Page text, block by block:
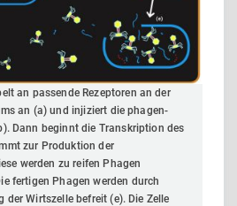
an passende Rezeptoren an der
an (a) und injiziert die phagen-
Dann beginnt die Transkription des
zur Produktion der
werden zu reifen Phagen
fertigen Phagen werden durch
der Wirtszelle befreit (e). Die Zelle